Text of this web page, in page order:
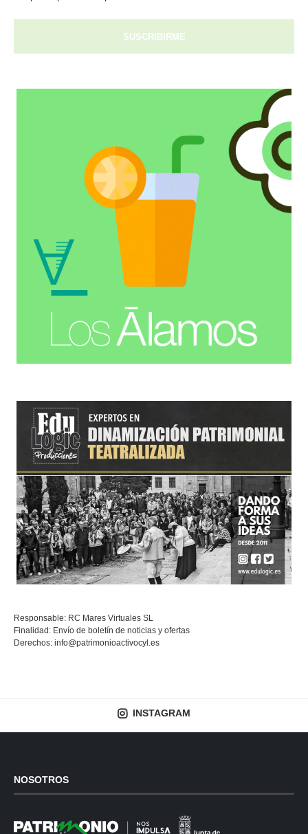
Responsable: RC Mares Virtuales SL
Finalidad: Envío de boletín de noticias y ofertas
Derechos: info@patrimonioactivocyl.es
INSTAGRAM
NOSOTROS